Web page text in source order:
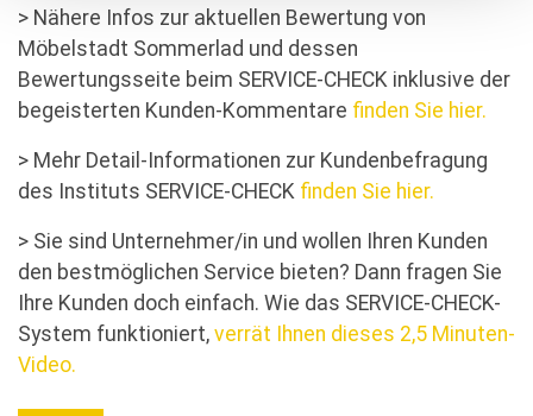
> Nähere Infos zur aktuellen Bewertung von
Möbelstadt Sommerlad und dessen
Bewertungsseite beim SERVICE-CHECK inklusive der
begeisterten Kunden-Kommentare finden Sie hier.
> Mehr Detail-Informationen zur Kundenbefragung
des Instituts SERVICE-CHECK finden Sie hier.
> Sie sind Unternehmer/in und wollen Ihren Kunden
den bestmöglichen Service bieten? Dann fragen Sie
Ihre Kunden doch einfach. Wie das SERVICE-CHECK-
System funktioniert, verrät Ihnen dieses 2,5 Minuten-
Video.